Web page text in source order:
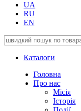
UA
RU
EN
Каталоги
Головна
Про нас
Місія
Історія